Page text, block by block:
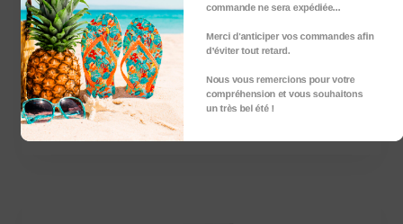
Tee-shirt femme colle V – L’abbaye
d’HAMBYE
26,50€ TTC
commande ne sera expédiée...
Merci d'anticiper vos commandes afin
d’éviter tout retard.
Nous vous remercions pour votre
compréhension et vous souhaitons
un très bel été !